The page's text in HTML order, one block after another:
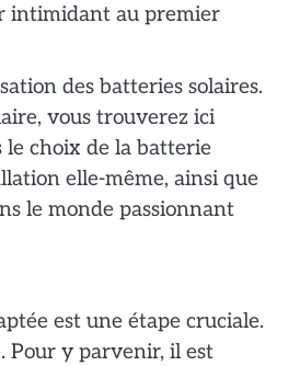
intimidant au premier
des batteries solaires.
vous trouverez ici
le choix de la batterie
elle-même, ainsi que
le monde passionnant
est une étape cruciale.
Pour y parvenir, il est